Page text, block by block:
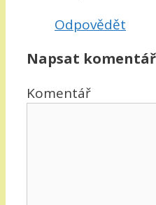
Odpovědět
Napsat komentář
Komentář